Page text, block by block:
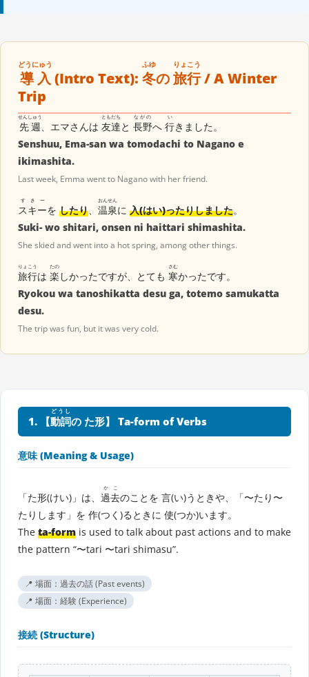
導入
どうにゅう
(Intro Text): 冬
ふゆ
の旅行
りょこう
/ A Winter
Trip
先週
せんしゅう
、エマさんは 友達
ともだち
と 長野
ながの
へ 行
い
きました。
Senshuu, Ema-san wa tomodachi to Nagano e
ikimashita.
Last week, Emma went to Nagano with her friend.
スキー
すきー
を したり 温泉
おんせん
に 入(はい)ったりしました。
Suki- wo shitari, onsen ni haittari shimashita.
She skied and went into a hot spring, among other things.
旅行
りょこう
は 楽
たの
しかったですが、とても 寒
さむ
かったです。
Ryokou wa tanoshikatta desu ga, totemo samukatta
desu.
The trip was fun, but it was very cold.
1. 【動詞
どうし
の た形】 Ta-form of Verbs
意味 (Meaning & Usage)
「た形(けい)」は、 過去
かこ
のことを 言(い)うときや、「〜たり〜
たりします」を 作(つく)るときに 使(つか)います。
The ta-form is used to talk about past actions and to make
the pattern “〜tari 〜tari shimasu”.
📍 場面：過去の話 (Past events)
📍 場面：経験 (Experience)
接続 (Structure)